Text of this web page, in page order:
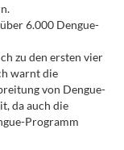
6.000 Dengue-
zu den ersten vier
warnt die
von Dengue-
da auch die
Programm